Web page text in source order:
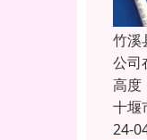
竹溪
公司
高度
十堰
24-